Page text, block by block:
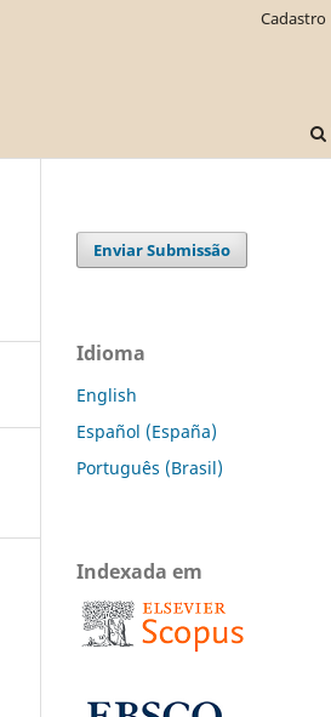
Cadastro
Enviar Submissão
Idioma
English
Español (España)
Português (Brasil)
Indexada em